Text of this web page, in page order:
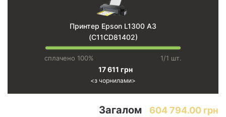
Принтер Epson L1300 A3
(C11CD81402)
сплачено 100% 1/1 шт.
17 611 грн
з чорнилами
Загалом 604 794.00 грн